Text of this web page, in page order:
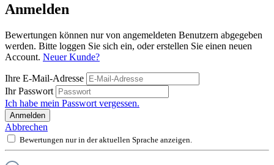
Anmelden
Bewertungen können nur von angemeldeten Benutzern abgegeben
werden. Bitte loggen Sie sich ein, oder erstellen Sie einen neuen
Account. Neuer Kunde?
Ihre E-Mail-Adresse
Ihr Passwort
Ich habe mein Passwort vergessen.
Anmelden
Abbrechen
Bewertungen nur in der aktuellen Sprache anzeigen.